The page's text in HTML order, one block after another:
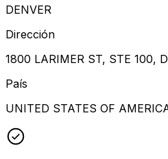
DENVER
Dirección
1800 LARIMER ST, STE 100,
País
UNITED STATES OF